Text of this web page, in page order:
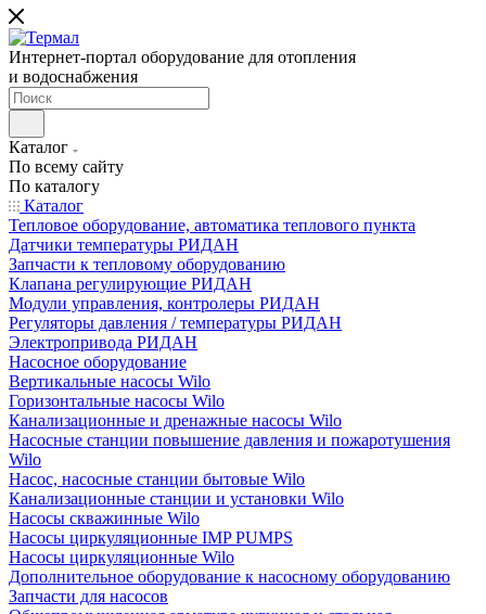
Интернет-портал оборудование для отопления
и водоснабжения
Каталог
По всему сайту
По каталогу
Каталог
Тепловое оборудование, автоматика теплового пункта
Датчики температуры РИДАН
Запчасти к тепловому оборудованию
Клапана регулирующие РИДАН
Модули управления, контролеры РИДАН
Регуляторы давления / температуры РИДАН
Электропривода РИДАН
Насосное оборудование
Вертикальные насосы Wilo
Горизонтальные насосы Wilo
Канализационные и дренажные насосы Wilo
Насосные станции повышение давления и пожаротушения
Wilo
Насос, насосные станции бытовые Wilo
Канализационные станции и установки Wilo
Насосы скважинные Wilo
Насосы циркуляционные IMP PUMPS
Насосы циркуляционные Wilo
Дополнительное оборудование к насосному оборудованию
Запчасти для насосов